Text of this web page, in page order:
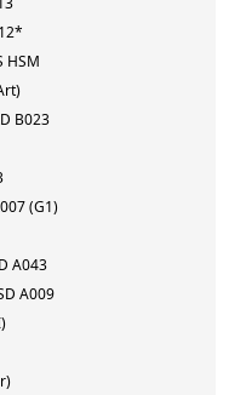
HSM
B023
(G1)
A043
A009